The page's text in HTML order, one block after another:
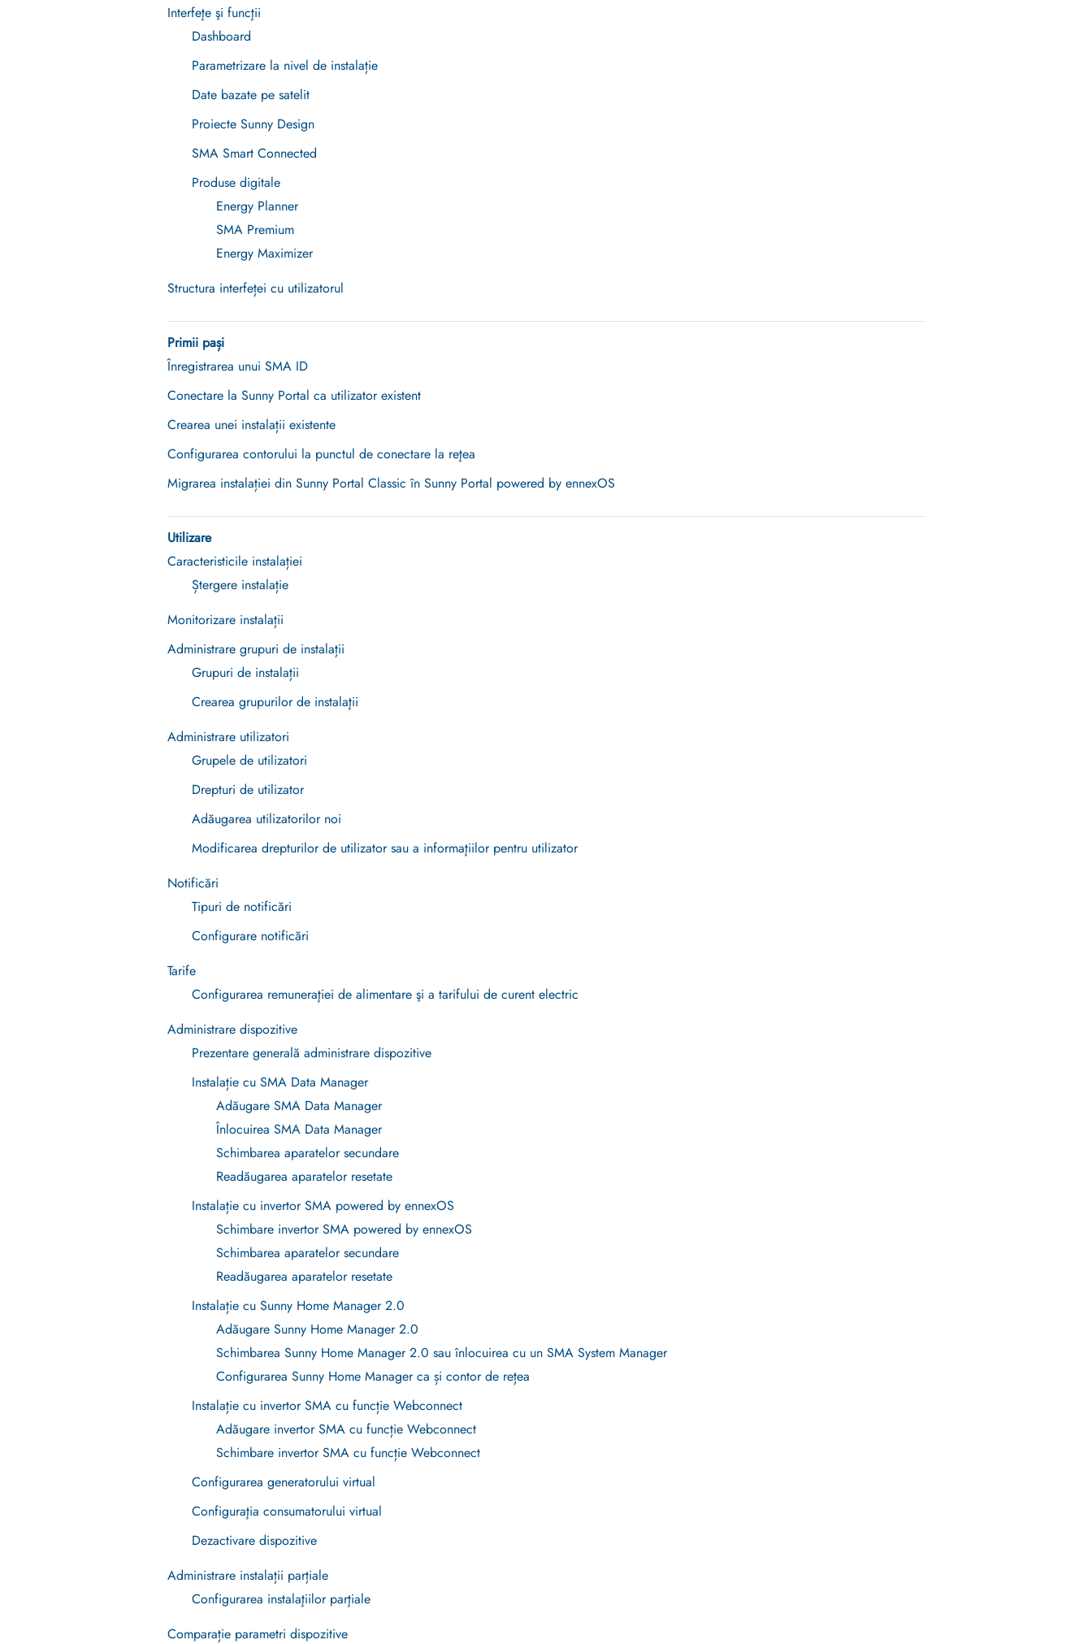
Interfeţe şi funcţii
Dashboard
Parametrizare la nivel de instalație
Date bazate pe satelit
Proiecte Sunny Design
SMA Smart Connected
Produse digitale
Energy Planner
SMA Premium
Energy Maximizer
Structura interfeței cu utilizatorul
Primii pași
Înregistrarea unui SMA ID
Conectare la Sunny Portal ca utilizator existent
Crearea unei instalații existente
Configurarea contorului la punctul de conectare la reţea
Migrarea instalației din Sunny Portal Classic în Sunny Portal powered by ennexOS
Utilizare
Caracteristicile instalației
Ștergere instalație
Monitorizare instalații
Administrare grupuri de instalații
Grupuri de instalații
Crearea grupurilor de instalaţii
Administrare utilizatori
Grupele de utilizatori
Drepturi de utilizator
Adăugarea utilizatorilor noi
Modificarea drepturilor de utilizator sau a informaţiilor pentru utilizator
Notificări
Tipuri de notificări
Configurare notificări
Tarife
Configurarea remuneraţiei de alimentare şi a tarifului de curent electric
Administrare dispozitive
Prezentare generală administrare dispozitive
Instalație cu SMA Data Manager
Adăugare SMA Data Manager
Înlocuirea SMA Data Manager
Schimbarea aparatelor secundare
Readăugarea aparatelor resetate
Instalație cu invertor SMA powered by ennexOS
Schimbare invertor SMA powered by ennexOS
Schimbarea aparatelor secundare
Readăugarea aparatelor resetate
Instalație cu Sunny Home Manager 2.0
Adăugare Sunny Home Manager 2.0
Schimbarea Sunny Home Manager 2.0 sau înlocuirea cu un SMA System Manager
Configurarea Sunny Home Manager ca și contor de rețea
Instalație cu invertor SMA cu funcție Webconnect
Adăugare invertor SMA cu funcție Webconnect
Schimbare invertor SMA cu funcție Webconnect
Configurarea generatorului virtual
Configuraţia consumatorului virtual
Dezactivare dispozitive
Administrare instalații parțiale
Configurarea instalaţiilor parţiale
Comparație parametri dispozitive